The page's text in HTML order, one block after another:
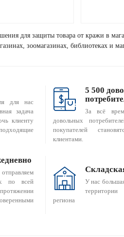
для защиты товара от кражи в
зоомагазинах, библиотеках и
для нас
задача
клиенту
5 500
За всё
довольных
покупателей
клиентами.
по всей
У нас
региона